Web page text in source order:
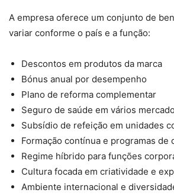
A empresa oferece um conjunto de
variar conforme o país e a função:
Descontos em produtos da marca
Bónus anual por desempenho
Plano de reforma complementar
Seguro de saúde em vários
Subsídio de refeição em unidades
Formação contínua e programas de
Regime híbrido para funções
Cultura focada em criatividade e
Ambiente internacional e